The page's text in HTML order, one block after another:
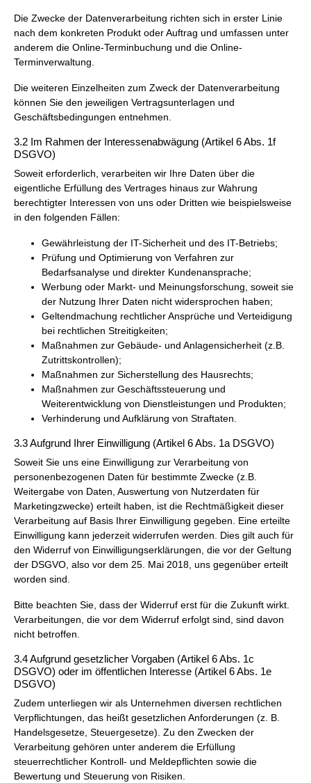
Die Zwecke der Datenverarbeitung richten sich in erster Linie
nach dem konkreten Produkt oder Auftrag und umfassen unter
anderem die Online-Terminbuchung und die Online-
Terminverwaltung.
Die weiteren Einzelheiten zum Zweck der Datenverarbeitung
können Sie den jeweiligen Vertragsunterlagen und
Geschäftsbedingungen entnehmen.
3.2 Im Rahmen der Interessenabwägung (Artikel 6 Abs. 1f
DSGVO)
Soweit erforderlich, verarbeiten wir Ihre Daten über die
eigentliche Erfüllung des Vertrages hinaus zur Wahrung
berechtigter Interessen von uns oder Dritten wie beispielsweise
in den folgenden Fällen:
Gewährleistung der IT-Sicherheit und des IT-Betriebs;
Prüfung und Optimierung von Verfahren zur
Bedarfsanalyse und direkter Kundenansprache;
Werbung oder Markt- und Meinungsforschung, soweit sie
der Nutzung Ihrer Daten nicht widersprochen haben;
Geltendmachung rechtlicher Ansprüche und Verteidigung
bei rechtlichen Streitigkeiten;
Maßnahmen zur Gebäude- und Anlagensicherheit (z.B.
Zutrittskontrollen);
Maßnahmen zur Sicherstellung des Hausrechts;
Maßnahmen zur Geschäftssteuerung und
Weiterentwicklung von Dienstleistungen und Produkten;
Verhinderung und Aufklärung von Straftaten.
3.3 Aufgrund Ihrer Einwilligung (Artikel 6 Abs. 1a DSGVO)
Soweit Sie uns eine Einwilligung zur Verarbeitung von
personenbezogenen Daten für bestimmte Zwecke (z.B.
Weitergabe von Daten, Auswertung von Nutzerdaten für
Marketingzwecke) erteilt haben, ist die Rechtmäßigkeit dieser
Verarbeitung auf Basis Ihrer Einwilligung gegeben. Eine erteilte
Einwilligung kann jederzeit widerrufen werden. Dies gilt auch für
den Widerruf von Einwilligungserklärungen, die vor der Geltung
der DSGVO, also vor dem 25. Mai 2018, uns gegenüber erteilt
worden sind.
Bitte beachten Sie, dass der Widerruf erst für die Zukunft wirkt.
Verarbeitungen, die vor dem Widerruf erfolgt sind, sind davon
nicht betroffen.
3.4 Aufgrund gesetzlicher Vorgaben (Artikel 6 Abs. 1c
DSGVO) oder im öffentlichen Interesse (Artikel 6 Abs. 1e
DSGVO)
Zudem unterliegen wir als Unternehmen diversen rechtlichen
Verpflichtungen, das heißt gesetzlichen Anforderungen (z. B.
Handelsgesetze, Steuergesetze). Zu den Zwecken der
Verarbeitung gehören unter anderem die Erfüllung
steuerrechtlicher Kontroll- und Meldepflichten sowie die
Bewertung und Steuerung von Risiken.